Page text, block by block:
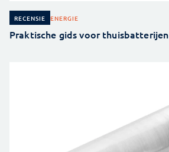
RECENSIE ENERGIE
Praktische gids voor thuisbatterijen